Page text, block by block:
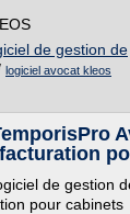
de gestion de
logiciel avocat kleos
de gestion
pour cabinets